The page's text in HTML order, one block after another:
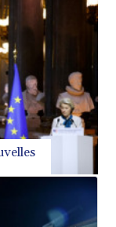
détectée par
qui vivent sur
à une
recensée par la
de